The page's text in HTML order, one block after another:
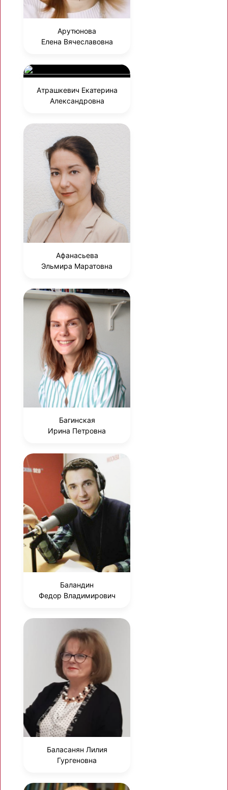
Арутюнова
Елена Вячеславовна
Атрашкевич Екатерина
Александровна
Афанасьева
Эльмира Маратовна
Багинская
Ирина Петровна
Баландин
Федор Владимирович
Баласанян Лилия
Гургеновна